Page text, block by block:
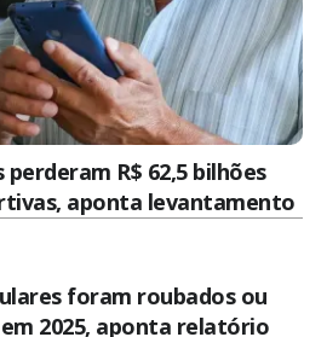
R$ 62,5 bilhões
aponta levantamento
foram roubados ou
2025, aponta relatório